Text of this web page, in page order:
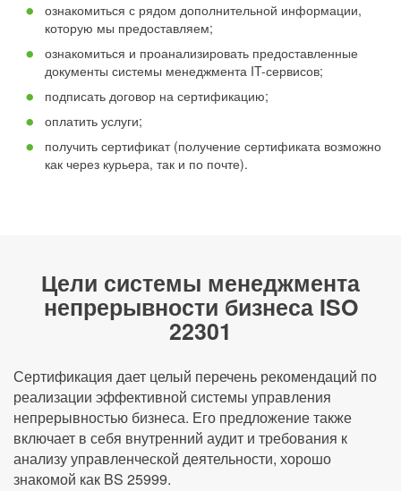
ознакомиться с рядом дополнительной информации,
которую мы предоставляем;
ознакомиться и проанализировать предоставленные
документы системы менеджмента IT-сервисов;
подписать договор на сертификацию;
оплатить услуги;
получить сертификат (получение сертификата возможно
как через курьера, так и по почте).
Цели системы менеджмента
непрерывности бизнеса ISO
22301
Сертификация дает целый перечень рекомендаций по
реализации эффективной системы управления
непрерывностью бизнеса. Его предложение также
включает в себя внутренний аудит и требования к
анализу управленческой деятельности, хорошо
знакомой как BS 25999.